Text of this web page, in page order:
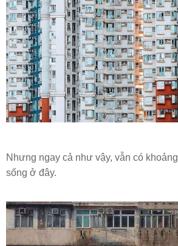
Nhưng ngay cả như vậy, vẫn có khoảng
sống ở đây.